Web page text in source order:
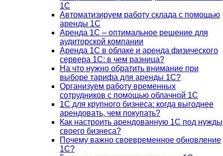
1С
Автоматизируем работу склада с помощью
аренды 1С
Аренда 1С – оптимальное решение для
аудиторской компании
Аренда 1С в облаке и аренда физического
сервера 1С: в чем разница?
На что нужно обратить внимание при
выборе тарифа для аренды 1С?
Организуем работу временных
сотрудников с помощью облачной 1С
1С для крупного бизнеса: когда выгоднее
арендовать, чем покупать?
Как настроить арендованную 1С под нужды
своего бизнеса?
Почему важно своевременное обновление
1С?